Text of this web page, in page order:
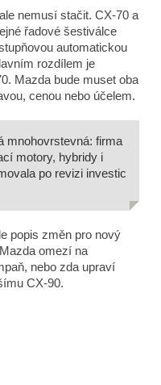
nemusí stačit. CX-70 a
řadové šestiválce
automatickou
rozdílem je
Mazda bude muset oba
cenou nebo účelem.
mnohovrstevná: firma
motory, hybridy i
po revizi investic
popis změn pro nový
omezí na
nebo zda upraví
CX-90.